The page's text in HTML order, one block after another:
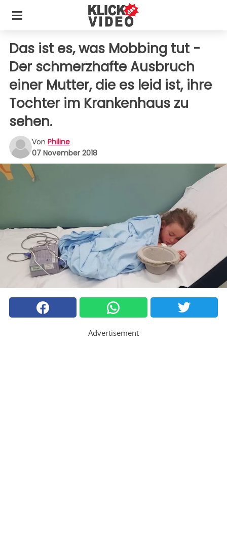
Das ist es, was Mobbing tut -
Der schmerzhafte Ausbruch
einer Mutter, die es leid ist, ihre
Tochter im Krankenhaus zu
sehen.
Von Philine
07 November 2018
Advertisement